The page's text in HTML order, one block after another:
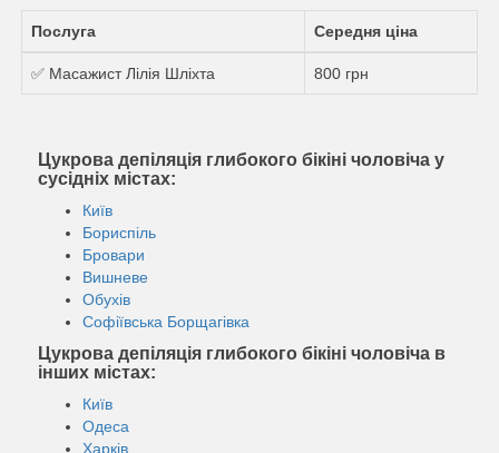
Послуга Середня ціна
✅ Масажист Лілія Шліхта 800 грн
Цукрова депіляція глибокого бікіні чоловіча у
сусідніх містах:
Київ
Бориспіль
Бровари
Вишневе
Обухів
Софіївська Борщагівка
Цукрова депіляція глибокого бікіні чоловіча в
інших містах:
Київ
Одеса
Харків